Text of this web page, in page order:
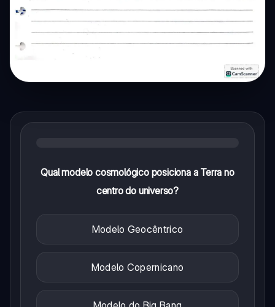
Qual modelo cosmológico posiciona a Terra no
centro do universo?
Modelo Geocêntrico
Modelo Copernicano